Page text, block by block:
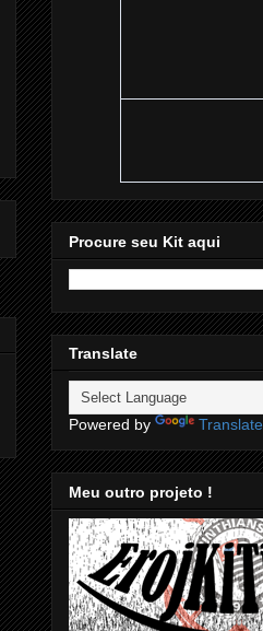
Procure seu Kit aqui
Translate
Powered by Translate
Meu outro projeto !